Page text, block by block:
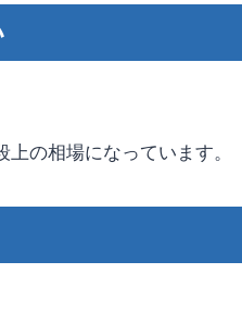
の相場になっています。